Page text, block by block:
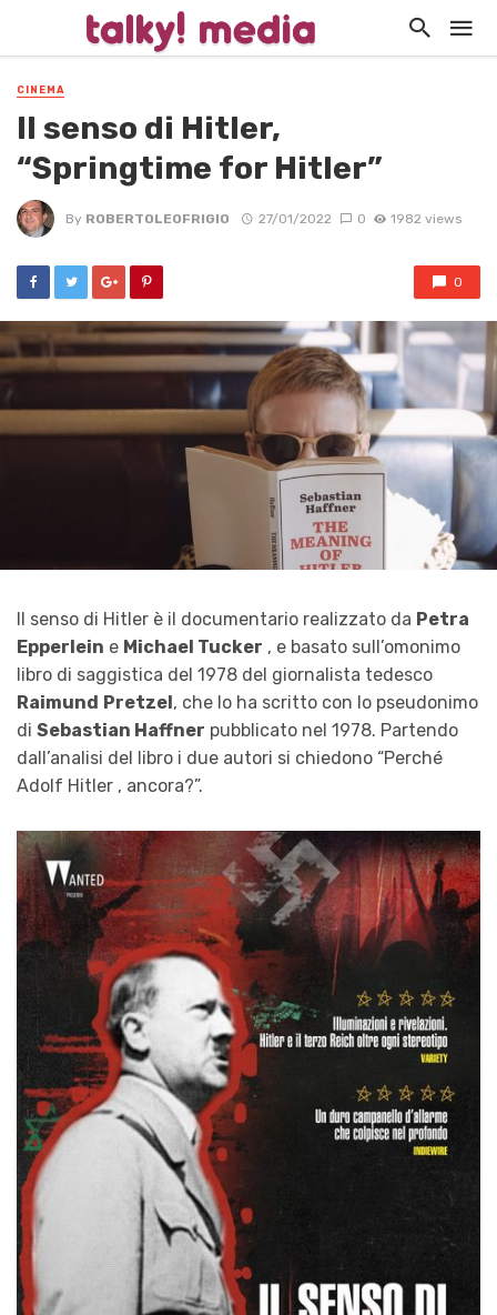
CINEMA
Il senso di Hitler,
“Springtime for Hitler”
By ROBERTOLEOFRIGIO 27/01/2022 0 1982 views
0
Il senso di Hitler è il documentario realizzato da Petra
Epperlein e Michael Tucker , e basato sull’omonimo
libro di saggistica del 1978 del giornalista tedesco
Raimund Pretzel , che lo ha scritto con lo pseudonimo
di Sebastian Haffner pubblicato nel 1978. Partendo
dall’analisi del libro i due autori si chiedono “Perché
Adolf Hitler , ancora?”.